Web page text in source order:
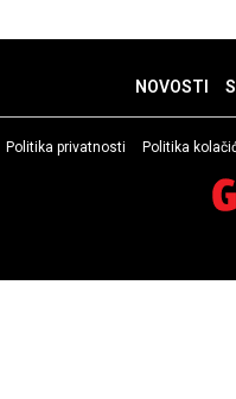
NOVOSTI
Politika privatnosti Politika